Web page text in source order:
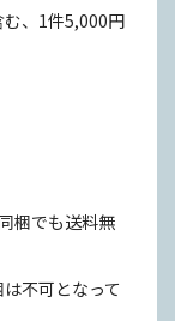
む、1件5,000円
梱でも送料無
不可となって